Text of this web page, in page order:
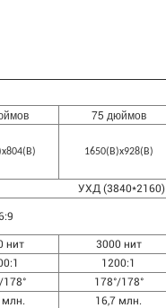
75 дюймов
1650(В)x928(В)
УХД (3840*2160)
нит 3000 нит
1200:1
178° 178°/178°
млн. 16,7 млн.